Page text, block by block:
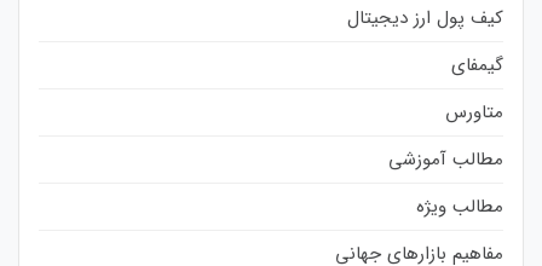
کیف پول ارز دیجیتال
گیمفای
متاورس
مطالب آموزشی
مطالب ویژه
مفاهیم بازارهای جهانی